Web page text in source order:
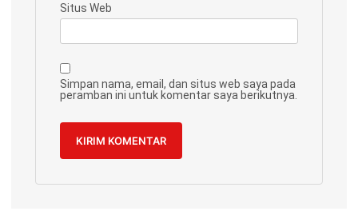
Situs Web
Simpan nama, email, dan situs web saya pada
peramban ini untuk komentar saya berikutnya.